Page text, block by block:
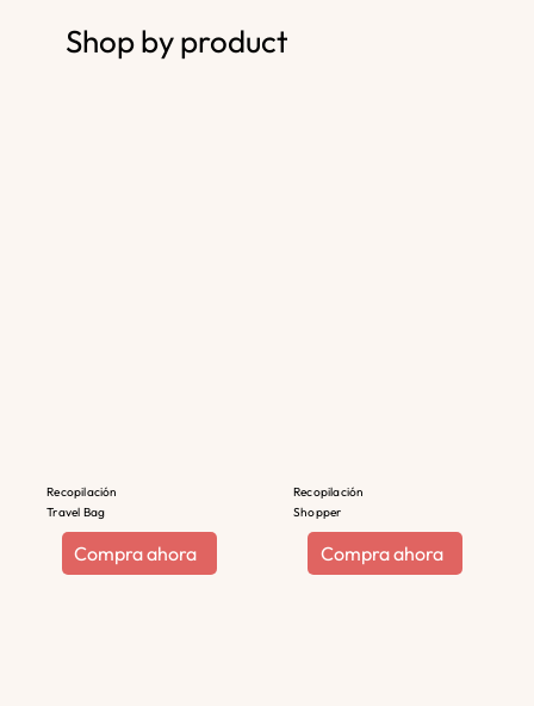
Shop by product
Recopilación
Travel Bag
Compra ahora
Recopilación
Shopper
Compra ahora